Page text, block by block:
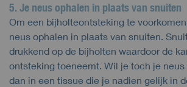
5. Je neus ophalen in plaats van snuiten
Om een bijholteontsteking te
neus ophalen in plaats van snuiten.
drukkend op de bijholten waardoor de
ontsteking toeneemt. Wil je toch je
dan in een tissue die je nadien gelijk in